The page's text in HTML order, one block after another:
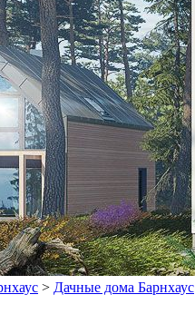
> Дачные дома Барнхаус